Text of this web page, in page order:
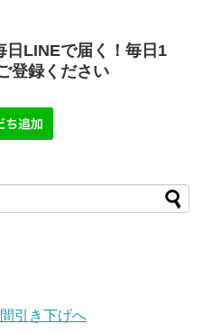
日LINEで届く！毎日1
登録ください
引き下げへ